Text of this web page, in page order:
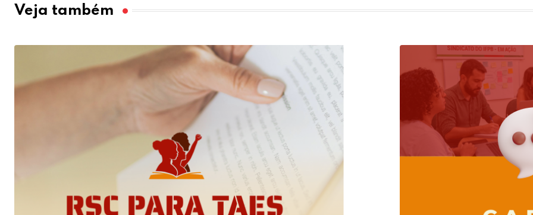
Veja também